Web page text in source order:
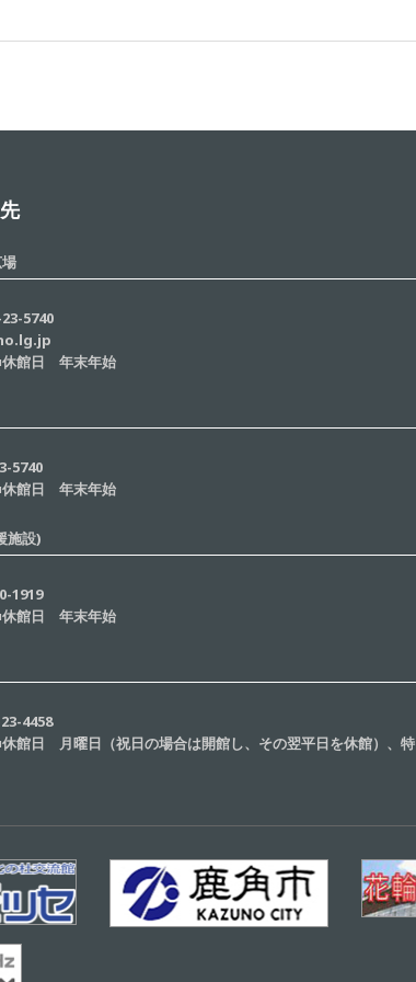
5740
館日 年末年始
5740
館日 年末年始
施設)
1919
館日 年末年始
4458
日 月曜日（祝日の場合は開館し、その翌平日を休館）、特